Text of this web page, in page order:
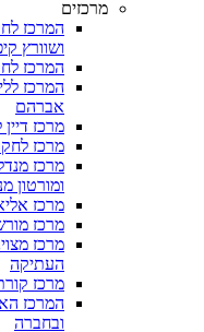
מרכזים
המרכז
ושוורץ
המרכז
המרכז
אברהם
מרכז
מרכז
מרכז
ומורטון
מרכז
מרכז
מרכז
העתיקה
מרכז
המרכז
ובחברה